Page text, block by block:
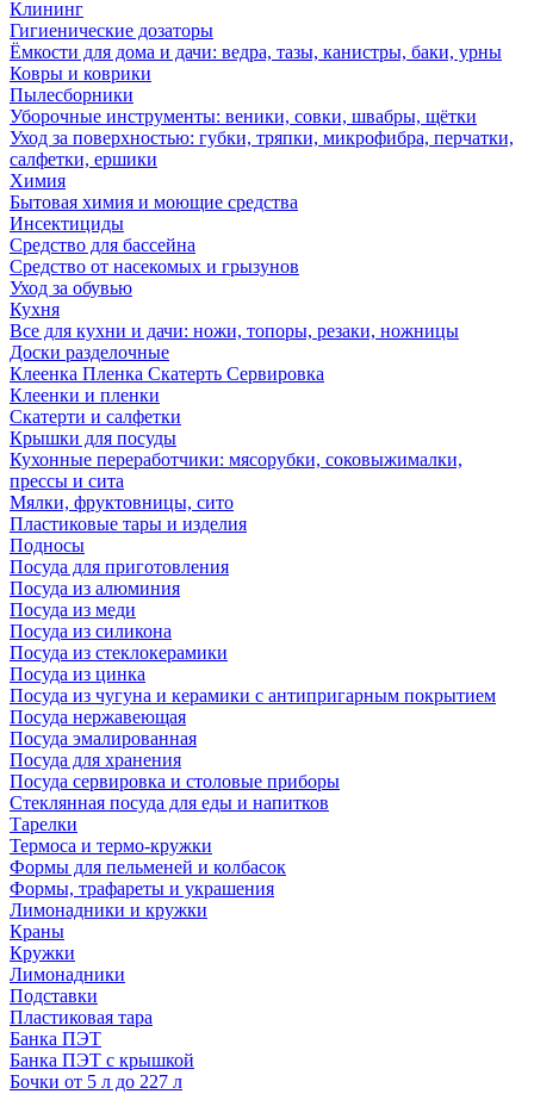
Клининг
Гигиенические дозаторы
Ёмкости для дома и дачи: ведра, тазы, канистры, баки, урны
Ковры и коврики
Пылесборники
Уборочные инструменты: веники, совки, швабры, щётки
Уход за поверхностью: губки, тряпки, микрофибра, перчатки,
салфетки, ершики
Химия
Бытовая химия и моющие средства
Инсектициды
Средство для бассейна
Средство от насекомых и грызунов
Уход за обувью
Кухня
Все для кухни и дачи: ножи, топоры, резаки, ножницы
Доски разделочные
Клеенка Пленка Скатерть Сервировка
Клеенки и пленки
Скатерти и салфетки
Крышки для посуды
Кухонные переработчики: мясорубки, соковыжималки,
прессы и сита
Мялки, фруктовницы, сито
Пластиковые тары и изделия
Подносы
Посуда для приготовления
Посуда из алюминия
Посуда из меди
Посуда из силикона
Посуда из стеклокерамики
Посуда из цинка
Посуда из чугуна и керамики с антипригарным покрытием
Посуда нержавеющая
Посуда эмалированная
Посуда для хранения
Посуда сервировка и столовые приборы
Стеклянная посуда для еды и напитков
Тарелки
Термоса и термо-кружки
Формы для пельменей и колбасок
Формы, трафареты и украшения
Лимонадники и кружки
Краны
Кружки
Лимонадники
Подставки
Пластиковая тара
Банка ПЭТ
Банка ПЭТ с крышкой
Бочки от 5 л до 227 л